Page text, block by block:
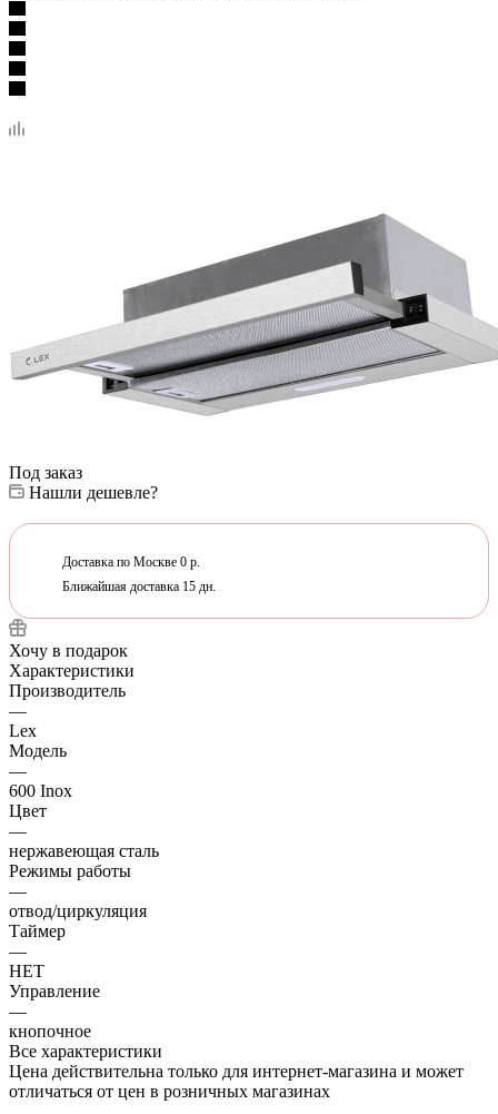
Под заказ
Нашли дешевле?
Доставка по Москве 0 р.
Ближайшая доставка 15 дн.
Хочу в подарок
Характеристики
Производитель
—
Lex
Модель
—
600 Inox
Цвет
—
нержавеющая сталь
Режимы работы
—
отвод/циркуляция
Таймер
—
НЕТ
Управление
—
кнопочное
Все характеристики
Цена действительна только для интернет-магазина и может
отличаться от цен в розничных магазинах